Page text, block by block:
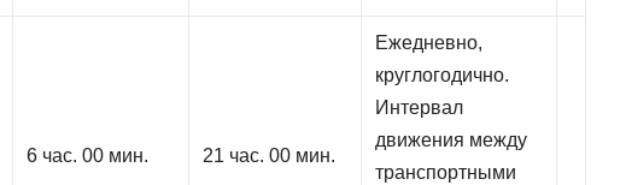
6 час. 00 мин. 21 час. 00 мин.
Ежедневно,
круглогодично.
Интервал
движения между
транспортными